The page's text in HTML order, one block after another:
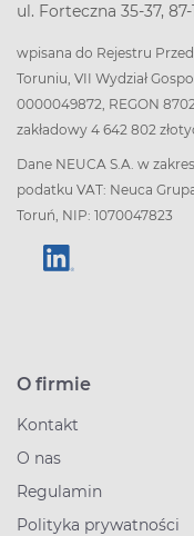
ul. Forteczna 35-37,
wpisana do Rejestru
Toruniu, VII Wydział
0000049872, REGON
zakładowy 4 642 802
Dane NEUCA S.A. w
podatku VAT: Neuca
Toruń, NIP: 1070047823
O firmie
Kontakt
O nas
Regulamin
Polityka prywatności